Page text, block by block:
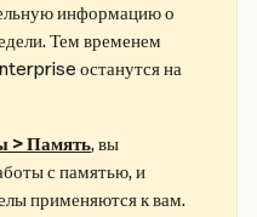
информацию о
Тем временем
останутся на
> Память, вы
с памятью, и
применяются к вам.